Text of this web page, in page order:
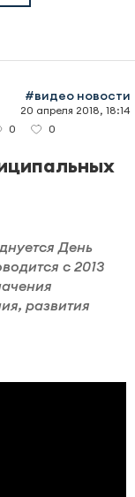
#видео новости
20 апреля 2018, 18:14
0 0
День
с 2013
развития